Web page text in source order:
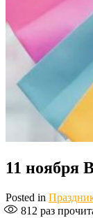
11 ноября
Posted in
812 раз